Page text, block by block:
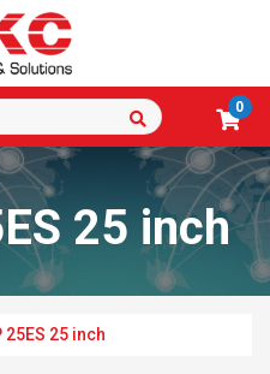
0
25 inch
25ES 25 inch